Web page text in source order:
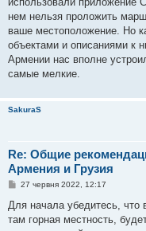
нем нельзя проложить
ваше местоположение. Но
объектами и описаниями к
Армении нас вполне
самые мелкие.
SakuraS
Re: Общие
Армения и Грузия
П
в
д
27 червня 2022, 12:17
Для начала убедитесь, что
там горная местность,